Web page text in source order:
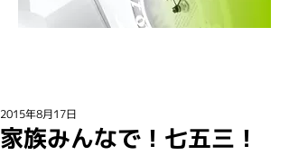
家族みんなで！七五三！
2015年8月17日